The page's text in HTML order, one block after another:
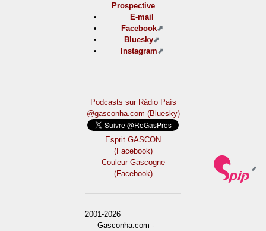
Prospective
E-mail
Facebook
Bluesky
Instagram
Podcasts sur Ràdio País
@gasconha.com (Bluesky)
Esprit GASCON
(Facebook)
Couleur Gascogne
(Facebook)
2001-2026
— Gasconha.com -